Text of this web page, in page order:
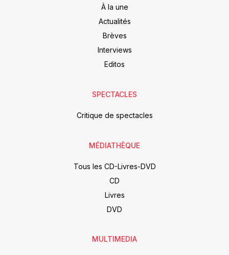
À la une
Actualités
Brèves
Interviews
Editos
SPECTACLES
Critique de spectacles
MÉDIATHÈQUE
Tous les CD-Livres-DVD
CD
Livres
DVD
MULTIMEDIA